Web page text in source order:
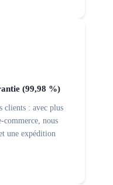
(99,98 %)
clients : avec plus
commerce, nous
une expédition